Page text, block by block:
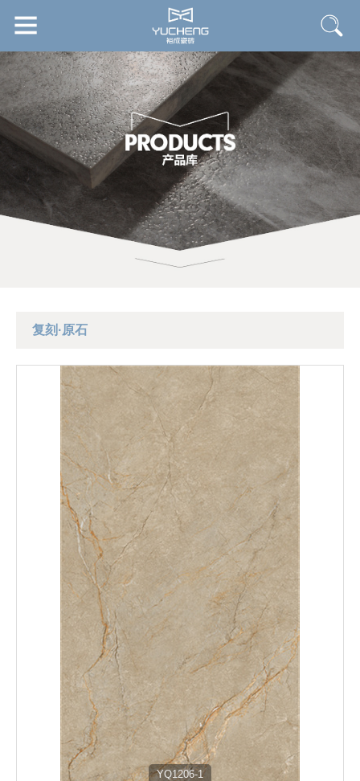
复刻·原石
YQ1206-1